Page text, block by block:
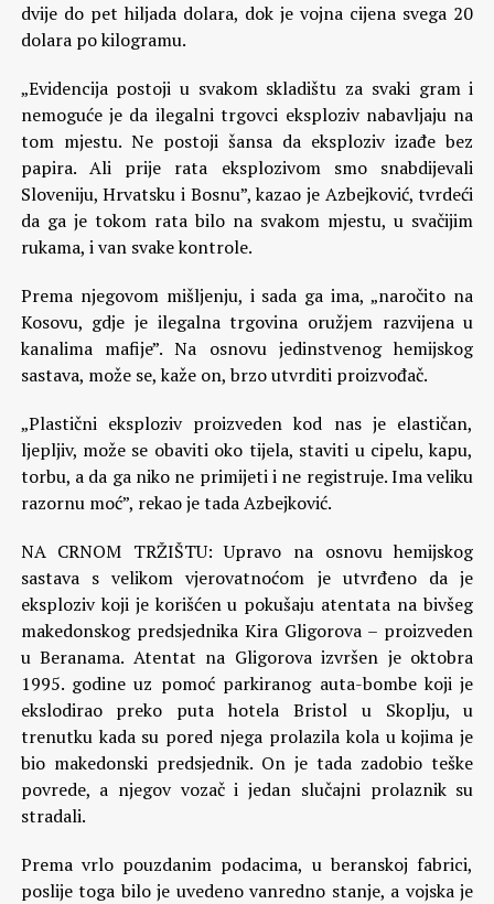
dvije do pet hiljada dolara, dok je vojna cijena svega 20
dolara po kilogramu.
„Evidencija postoji u svakom skladištu za svaki gram i
nemoguće je da ilegalni trgovci eksploziv nabavljaju na
tom mjestu. Ne postoji šansa da eksploziv izađe bez
papira. Ali prije rata eksplozivom smo snabdijevali
Sloveniju, Hrvatsku i Bosnu”, kazao je Azbejković, tvrdeći
da ga je tokom rata bilo na svakom mjestu, u svačijim
rukama, i van svake kontrole.
Prema njegovom mišljenju, i sada ga ima, „naročito na
Kosovu, gdje je ilegalna trgovina oružjem razvijena u
kanalima mafije”. Na osnovu jedinstvenog hemijskog
sastava, može se, kaže on, brzo utvrditi proizvođač.
„Plastični eksploziv proizveden kod nas je elastičan,
ljepljiv, može se obaviti oko tijela, staviti u cipelu, kapu,
torbu, a da ga niko ne primijeti i ne registruje. Ima veliku
razornu moć”, rekao je tada Azbejković.
NA CRNOM TRŽIŠTU: Upravo na osnovu hemijskog
sastava s velikom vjerovatnoćom je utvrđeno da je
eksploziv koji je korišćen u pokušaju atentata na bivšeg
makedonskog predsjednika Kira Gligorova – proizveden
u Beranama. Atentat na Gligorova izvršen je oktobra
1995. godine uz pomoć parkiranog auta-bombe koji je
ekslodirao preko puta hotela Bristol u Skoplju, u
trenutku kada su pored njega prolazila kola u kojima je
bio makedonski predsjednik. On je tada zadobio teške
povrede, a njegov vozač i jedan slučajni prolaznik su
stradali.
Prema vrlo pouzdanim podacima, u beranskoj fabrici,
poslije toga bilo je uvedeno vanredno stanje, a vojska je